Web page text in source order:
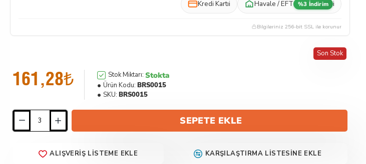
Kredi Kartıi Havale / EFT %3 İndirim i
Bilgileriniz 256-bit SSL ile korunur
Son Stok
161,28₺ Stok Miktarı: Stokta
Ürün Kodu: BRS0015
SKU: BRS0015
SEPETE EKLE
ALIŞVERIŞ LISTEME EKLE KARŞILAŞTIRMA LISTESINE EKLE